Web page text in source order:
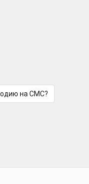
на СМС?